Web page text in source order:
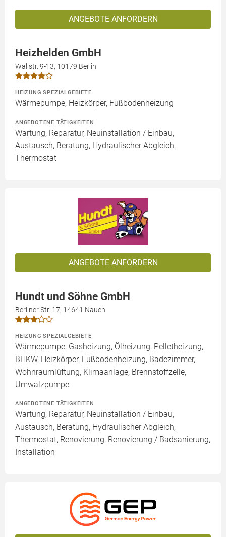
ANGEBOTE ANFORDERN
Heizhelden GmbH
Wallstr. 9-13, 10179 Berlin
HEIZUNG SPEZIALGEBIETE
Wärmepumpe, Heizkörper, Fußbodenheizung
ANGEBOTENE TÄTIGKEITEN
Wartung, Reparatur, Neuinstallation / Einbau,
Austausch, Beratung, Hydraulischer Abgleich,
Thermostat
ANGEBOTE ANFORDERN
Hundt und Söhne GmbH
Berliner Str. 17, 14641 Nauen
HEIZUNG SPEZIALGEBIETE
Wärmepumpe, Gasheizung, Ölheizung, Pelletheizung,
BHKW, Heizkörper, Fußbodenheizung, Badezimmer,
Wohnraumlüftung, Klimaanlage, Brennstoffzelle,
Umwälzpumpe
ANGEBOTENE TÄTIGKEITEN
Wartung, Reparatur, Neuinstallation / Einbau,
Austausch, Beratung, Hydraulischer Abgleich,
Thermostat, Renovierung, Renovierung / Badsanierung,
Installation